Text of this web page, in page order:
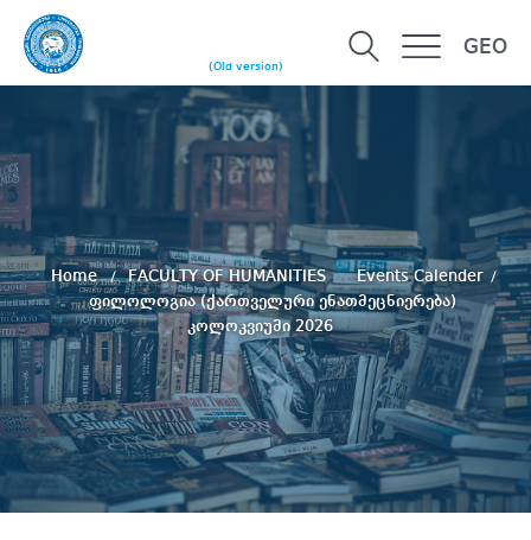
(Old version)
GEO
Home FACULTY OF HUMANITIES
Events Calender
ფილოლოგია (ქართველური ენათმეცნიერება)
კოლოკვიუმი 2026